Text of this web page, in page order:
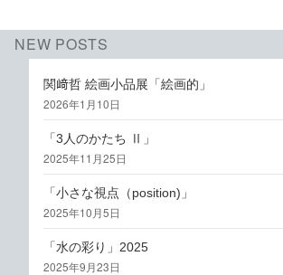
NEW POSTS
関﨑哲 絵画小品展「絵画的」
2026年1月10日
「3人のかたち Ⅱ」
2025年11月25日
「小さな視点（position)」
2025年10月5日
「水の彩り」2025
2025年9月23日